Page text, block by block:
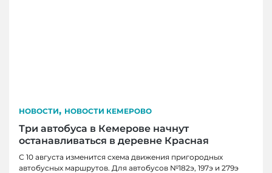
НОВОСТИ, НОВОСТИ КЕМЕРОВО
Три автобуса в Кемерове начнут
останавливаться в деревне Красная
С 10 августа изменится схема движения пригородных
автобусных маршрутов. Для автобусов №182э, 197э и 279э